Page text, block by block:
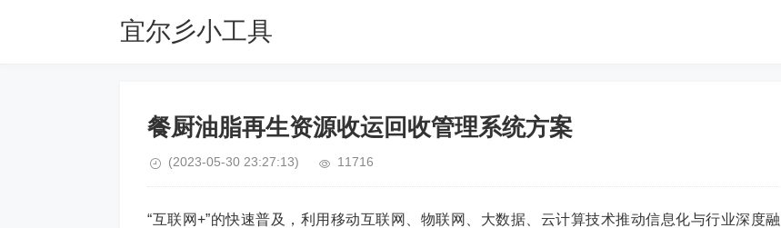
宜尔彡小工具
餐厨油脂再生资源收运回收管理系统方案
(2023-05-30 23:27:13) 11716
“互联网+”的快速普及，利用移动互联网、物联网、大数据、云计算技术推动信息化与行业深度融